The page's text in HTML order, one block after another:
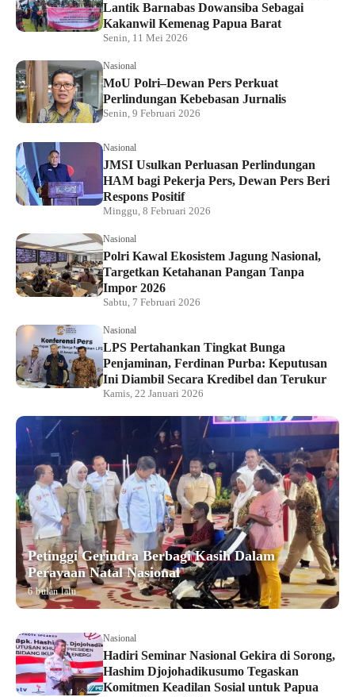
Lantik Barnabas Dowansiba Sebagai
Kakanwil Kemenag Papua Barat
Senin, 11 Mei 2026
Nasional
MoU Polri–Dewan Pers Perkuat
Perlindungan Kebebasan Jurnalis
Senin, 9 Februari 2026
Nasional
JMSI Usulkan Perluasan Perlindungan
HAM bagi Pekerja Pers, Dewan Pers Beri
Respons Positif
Minggu, 8 Februari 2026
Nasional
Polri Kawal Ekosistem Jagung Nasional,
Targetkan Ketahanan Pangan Tanpa
Impor 2026
Sabtu, 7 Februari 2026
Nasional
LPS Pertahankan Tingkat Bunga
Penjaminan, Ferdinan Purba: Keputusan
Ini Diambil Secara Kredibel dan Terukur
Kamis, 22 Januari 2026
Petinggi Gerindra Berbagi Kasih Dalam
Perayaan Natal Nasional
6 bulan lalu
Nasional
Hadiri Seminar Nasional Gekira di Sorong,
Hashim Djojohadikusumo Tegaskan
Komitmen Keadilan Sosial untuk Papua